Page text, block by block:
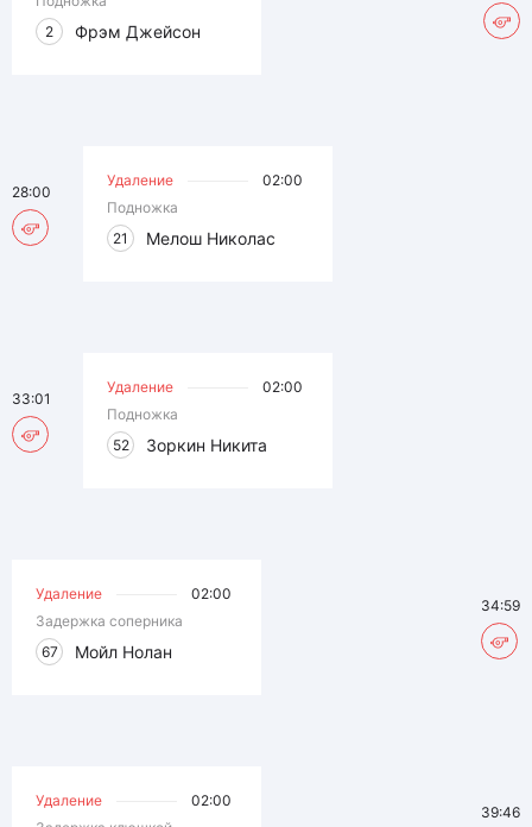
2
Фрэм Джейсон
Удаление
02:00
Подножка
21
Мелош Николас
28:00
Удаление
02:00
Подножка
52
Зоркин Никита
33:01
Удаление
02:00
Задержка соперника
67
Мойл Нолан
34:59
Удаление
02:00
39:46